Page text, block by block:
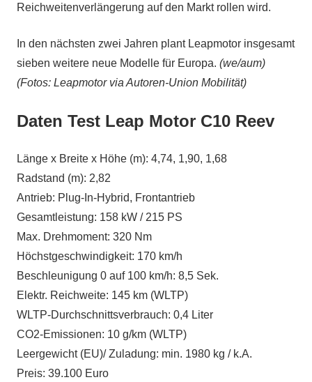
Reichweitenverlängerung auf den Markt rollen wird.
In den nächsten zwei Jahren plant Leapmotor insgesamt
sieben weitere neue Modelle für Europa. (we/aum)
(Fotos: Leapmotor via Autoren-Union Mobilität)
Daten Test Leap Motor C10 Reev
Länge x Breite x Höhe (m): 4,74, 1,90, 1,68
Radstand (m): 2,82
Antrieb: Plug-In-Hybrid, Frontantrieb
Gesamtleistung: 158 kW / 215 PS
Max. Drehmoment: 320 Nm
Höchstgeschwindigkeit: 170 km/h
Beschleunigung 0 auf 100 km/h: 8,5 Sek.
Elektr. Reichweite: 145 km (WLTP)
WLTP-Durchschnittsverbrauch: 0,4 Liter
CO2-Emissionen: 10 g/km (WLTP)
Leergewicht (EU)/ Zuladung: min. 1980 kg / k.A.
Preis: 39.100 Euro